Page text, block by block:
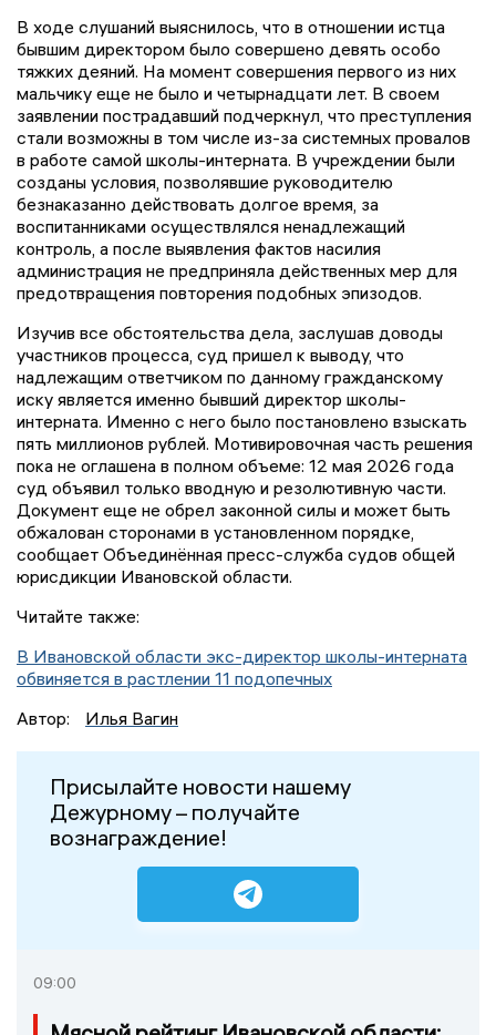
В ходе слушаний выяснилось, что в отношении истца
бывшим директором было совершено девять особо
тяжких деяний. На момент совершения первого из них
мальчику еще не было и четырнадцати лет. В своем
заявлении пострадавший подчеркнул, что преступления
стали возможны в том числе из-за системных провалов
в работе самой школы-интерната. В учреждении были
созданы условия, позволявшие руководителю
безнаказанно действовать долгое время, за
воспитанниками осуществлялся ненадлежащий
контроль, а после выявления фактов насилия
администрация не предприняла действенных мер для
предотвращения повторения подобных эпизодов.
Изучив все обстоятельства дела, заслушав доводы
участников процесса, суд пришел к выводу, что
надлежащим ответчиком по данному гражданскому
иску является именно бывший директор школы-
интерната. Именно с него было постановлено взыскать
пять миллионов рублей. Мотивировочная часть решения
пока не оглашена в полном объеме: 12 мая 2026 года
суд объявил только вводную и резолютивную части.
Документ еще не обрел законной силы и может быть
обжалован сторонами в установленном порядке,
сообщает Объединённая пресс-служба судов общей
юрисдикции Ивановской области.
Читайте также:
В Ивановской области экс-директор школы-интерната
обвиняется в растлении 11 подопечных
Автор:
Илья Вагин
Присылайте новости нашему
Дежурному – получайте
вознаграждение!
09:00